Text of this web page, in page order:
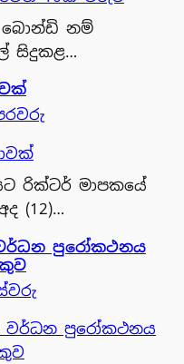
බොන්ඩි නම්
සිදුකළ…
රික්ටර් මාපකයේ
(12)…
පුරෝකථනය